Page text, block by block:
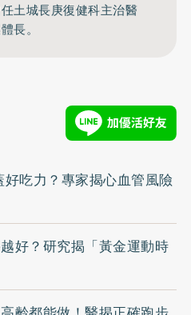
土城長庚復健科主治醫
長。
吃力？專家揭心血管風險
好？研究揭「黃金運動時